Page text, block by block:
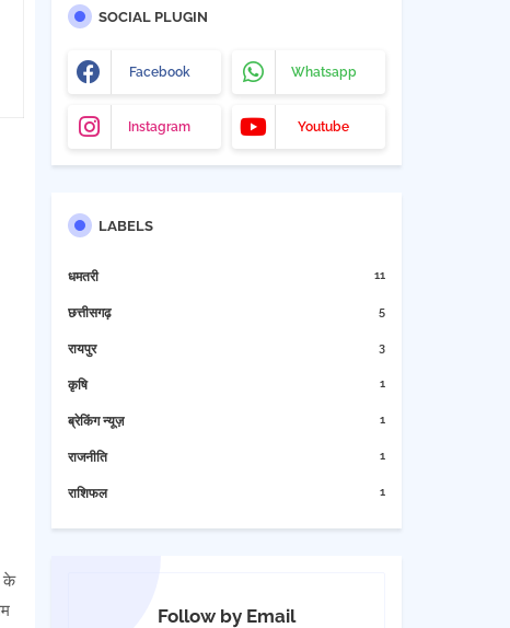
के
SOCIAL PLUGIN
Facebook Whatsapp
Instagram Youtube
LABELS
धमतरी 11
छत्तीसगढ़ 5
रायपुर 3
कृषि 1
ब्रेकिंग न्यूज़ 1
राजनीति 1
राशिफल 1
Follow by Email